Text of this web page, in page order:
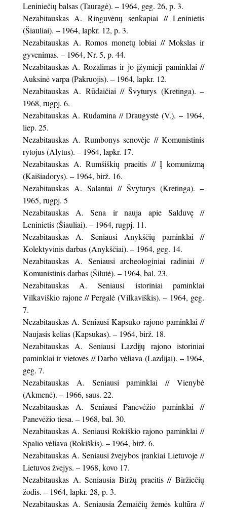
Leniniečių balsas (Tauragė). – 1964, geg. 26, p. 3.
Nezabitauskas A. Ringuvėnų senkapiai // Leninietis
(Šiauliai). – 1964, lapkr. 12, p. 3.
Nezabitauskas A. Romos monetų lobiai // Mokslas ir
gyvenimas. – 1964, Nr. 5, p. 44.
Nezabitauskas A. Rozalimas ir jo įžymieji paminklai //
Auksinė varpa (Pakruojis). – 1964, lapkr. 12.
Nezabitauskas A. Rūdaičiai // Švyturys (Kretinga). –
1968, rugpj. 6.
Nezabitauskas A. Rudamina // Draugystė (V.). – 1964,
liep. 25.
Nezabitauskas A. Rumbonys senovėje // Komunistinis
rytojus (Alytus). – 1964, lapkr. 17.
Nezabitauskas A. Rumšiškių praeitis // Į komunizmą
(Kaišiadorys). – 1964, birž. 16.
Nezabitauskas A. Salantai // Švyturys (Kretinga). –
1965, rugpj. 5
Nezabitauskas A. Sena ir nauja apie Salduvę //
Leninietis (Šiauliai). – 1964, rugpj. 11.
Nezabitauskas A. Seniausi Anykščių paminklai //
Kolektyvinis darbas (Anykščiai). – 1964, geg. 14.
Nezabitauskas A. Seniausi archeologiniai radiniai //
Komunistinis darbas (Šilutė). – 1964, bal. 23.
Nezabitauskas A. Seniausi istoriniai paminklai
Vilkaviškio rajone // Pergalė (Vilkaviškis). – 1964, geg.
7.
Nezabitauskas A. Seniausi Kapsuko rajono paminklai //
Naujasis kelias (Kapsukas). – 1964, birž. 18.
Nezabitauskas A. Seniausi Lazdijų rajono istoriniai
paminklai ir vietovės // Darbo vėliava (Lazdijai). – 1964,
geg. 7.
Nezabitauskas A. Seniausi paminklai // Vienybė
(Akmenė). – 1966, saus. 22.
Nezabitauskas A. Seniausi Panevėžio paminklai //
Panevėžio tiesa. – 1968, bal. 30.
Nezabitauskas A. Seniausi Rokiškio rajono paminklai //
Spalio vėliava (Rokiškis). – 1964, birž. 6.
Nezabitauskas A. Seniausi žvejybos įrankiai Lietuvoje //
Lietuvos žvejys. – 1968, kovo 17.
Nezabitauskas A. Seniausia Biržų praeitis // Biržiečių
žodis. – 1964, lapkr. 28, p. 3.
Nezabitauskas A. Seniausia Žemaičių žemės kultūra //